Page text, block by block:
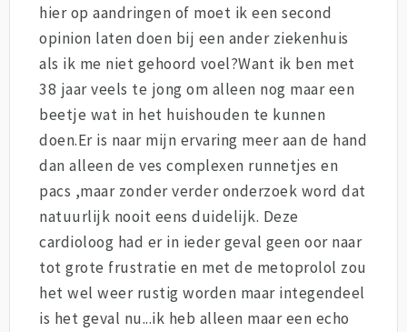
hier op aandringen of moet ik een second
opinion laten doen bij een ander ziekenhuis
als ik me niet gehoord voel?Want ik ben met
38 jaar veels te jong om alleen nog maar een
beetje wat in het huishouden te kunnen
doen.Er is naar mijn ervaring meer aan de hand
dan alleen de ves complexen runnetjes en
pacs ,maar zonder verder onderzoek word dat
natuurlijk nooit eens duidelijk. Deze
cardioloog had er in ieder geval geen oor naar
tot grote frustratie en met de metoprolol zou
het wel weer rustig worden maar integendeel
is het geval nu...ik heb alleen maar een echo